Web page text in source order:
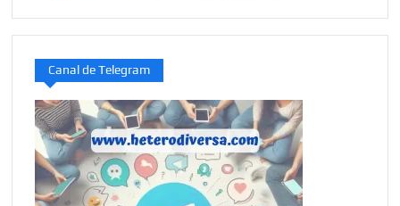
Canal de Telegram